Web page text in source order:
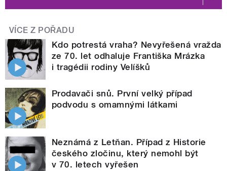
VÍCE Z POŘADU
Kdo potrestá vraha? Nevyřešená vražda
ze 70. let odhaluje Františka Mrázka
i tragédii rodiny Velíšků
Prodavači snů. První velký případ
podvodu s omamnými látkami
Neznámá z Letňan. Případ z Historie
českého zločinu, který nemohl být
v 70. letech vyřešen